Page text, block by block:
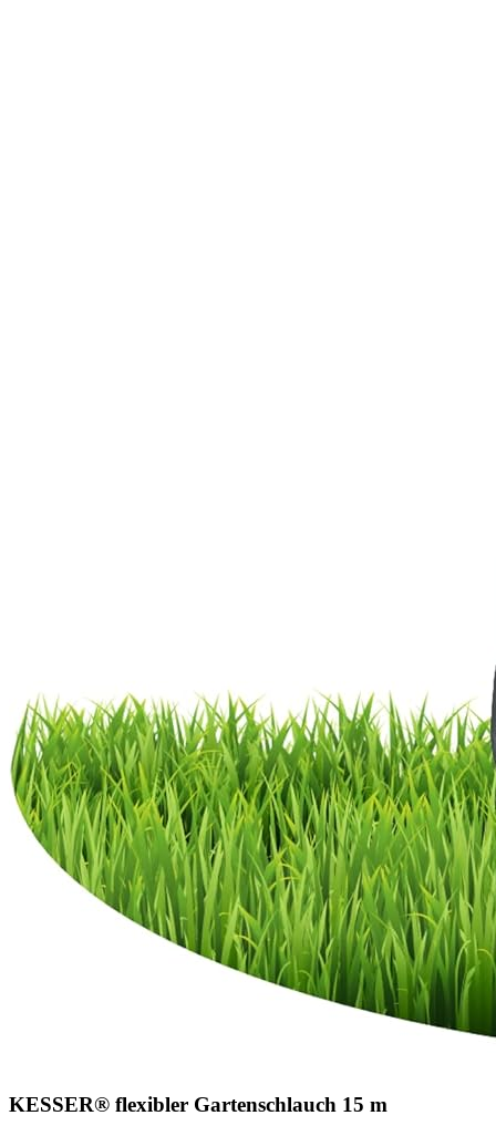
KESSER® flexibler Gartenschlauch 15 m